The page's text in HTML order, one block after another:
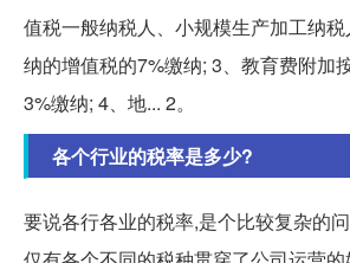
值税一般纳税人、小规模生产加工纳
纳的增值税的7%缴纳; 3、教育费附加
3%缴纳; 4、地... 2。
各个行业的税率是多少?
要说各行各业的税率,是个比较复杂的